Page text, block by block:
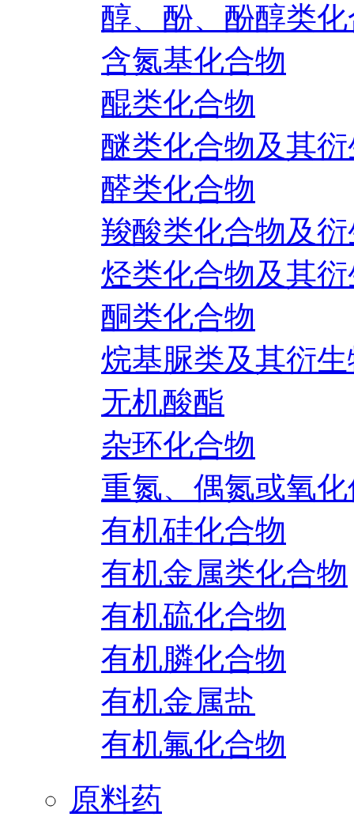
醇、酚、酚醇类
含氮基化合物
醌类化合物
醚类化合物及其
醛类化合物
羧酸类化合物及
烃类化合物及其
酮类化合物
烷基脲类及其衍
无机酸酯
杂环化合物
重氮、偶氮或氧
有机硅化合物
有机金属类化合物
有机硫化合物
有机膦化合物
有机金属盐
有机氟化合物
原料药